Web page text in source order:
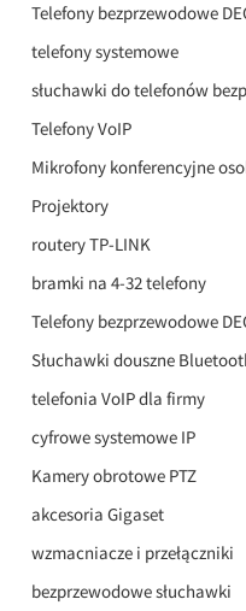
Telefony bezprzewodowe
telefony systemowe
słuchawki do telefonów
Telefony VoIP
Mikrofony konferencyjne
Projektory
routery TP-LINK
bramki na 4-32 telefony
Telefony bezprzewodowe
Słuchawki douszne
telefonia VoIP dla firmy
cyfrowe systemowe IP
Kamery obrotowe PTZ
akcesoria Gigaset
wzmacniacze i przełączniki
bezprzewodowe słuchawki